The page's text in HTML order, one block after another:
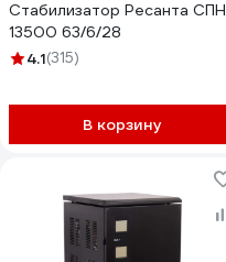
Стабилизатор Ресанта СПН
13500 63/6/28
4.1(315)
В корзину